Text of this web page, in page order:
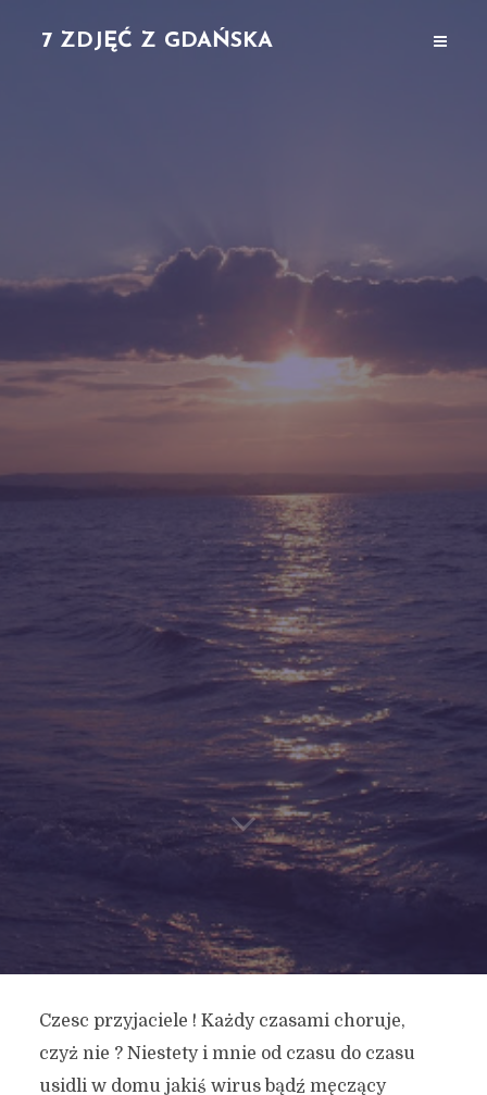
7 ZDJĘĆ Z GDAŃSKA
Czesc przyjaciele ! Każdy czasami choruje,
czyż nie ? Niestety i mnie od czasu do czasu
usidli w domu jakiś wirus bądź męczący